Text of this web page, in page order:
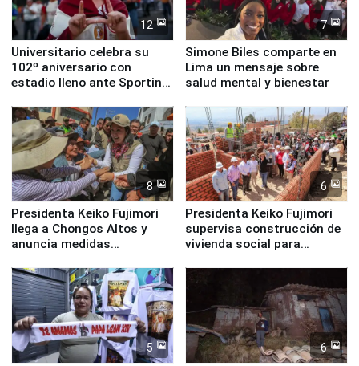
12
Universitario celebra su
102º aniversario con
estadio lleno ante Sporting
7
Simone Biles comparte en
Lima un mensaje sobre
salud mental y bienestar
8
Presidenta Keiko Fujimori
llega a Chongos Altos y
anuncia medidas
educación, salud y empleo
6
Presidenta Keiko Fujimori
supervisa construcción de
vivienda social para
5 6